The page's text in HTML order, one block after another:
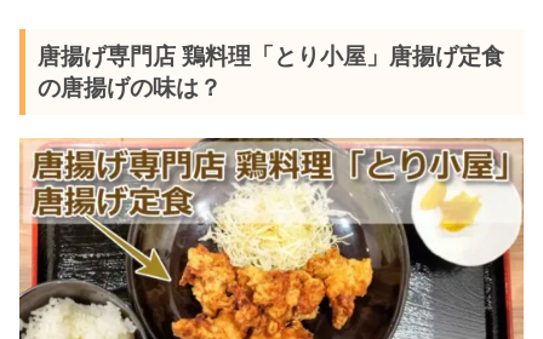
唐揚げ専門店 鶏料理「とり小屋」唐揚げ定食
の唐揚げの味は？